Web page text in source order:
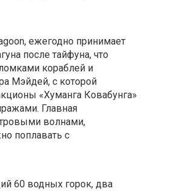
ежегодно принимает
после тайфуна, что
кораблей и
Мэйдей, с которой
«Хуманга Ковабунга»
Главная
волнами,
поплавать с
60 водных горок, два